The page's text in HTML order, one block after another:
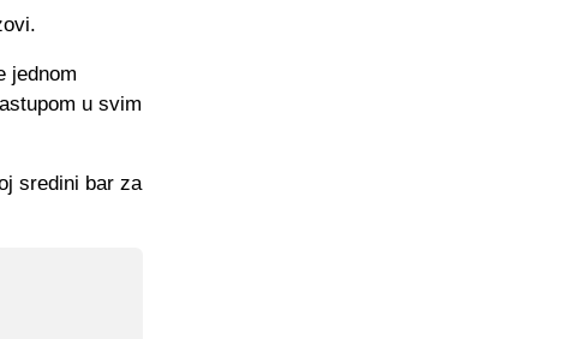
jednom
u svim
sredini bar za